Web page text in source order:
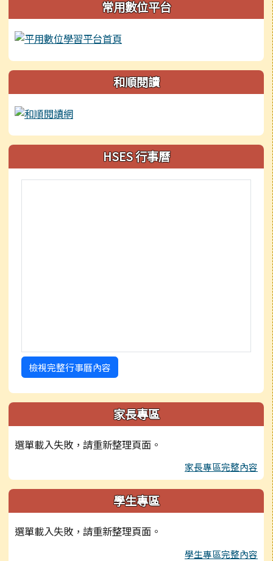
常用數位平台
和順閱讀
HSES 行事曆
檢視完整行事曆內容
家長專區
選單載入失敗，請重新整理頁面。
家長專區完整內容
學生專區
選單載入失敗，請重新整理頁面。
學生專區完整內容